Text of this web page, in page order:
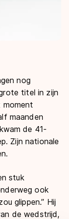
nog
titel in zijn
maanden
de 41-
Zijn nationale
stuk
ook
glippen.’’ Hij
de wedstrijd,